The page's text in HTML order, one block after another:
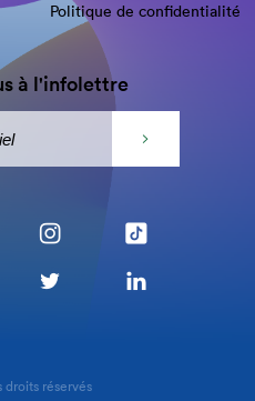
Politique de confidentialité
à l'infolettre
droits réservés